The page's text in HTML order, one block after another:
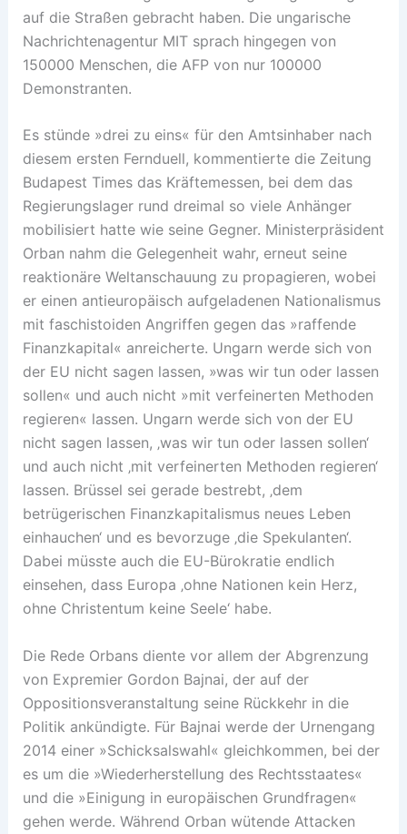
auf die Straßen gebracht haben. Die ungarische
Nachrichtenagentur MIT sprach hingegen von
150000 Menschen, die AFP von nur 100000
Demonstranten.
Es stünde »drei zu eins« für den Amtsinhaber nach
diesem ersten Fernduell, kommentierte die Zeitung
Budapest Times das Kräftemessen, bei dem das
Regierungslager rund dreimal so viele Anhänger
mobilisiert hatte wie seine Gegner. Ministerpräsident
Orban nahm die Gelegenheit wahr, erneut seine
reaktionäre Weltanschauung zu propagieren, wobei
er einen antieuropäisch aufgeladenen Nationalismus
mit faschistoiden Angriffen gegen das »raffende
Finanzkapital« anreicherte. Ungarn werde sich von
der EU nicht sagen lassen, »was wir tun oder lassen
sollen« und auch nicht »mit verfeinerten Methoden
regieren« lassen. Ungarn werde sich von der EU
nicht sagen lassen, ‚was wir tun oder lassen sollen‘
und auch nicht ‚mit verfeinerten Methoden regieren‘
lassen. Brüssel sei gerade bestrebt, ‚dem
betrügerischen Finanzkapitalismus neues Leben
einhauchen‘ und es bevorzuge ‚die Spekulanten‘.
Dabei müsste auch die EU-Bürokratie endlich
einsehen, dass Europa ‚ohne Nationen kein Herz,
ohne Christentum keine Seele‘ habe.
Die Rede Orbans diente vor allem der Abgrenzung
von Expremier Gordon Bajnai, der auf der
Oppositionsveranstaltung seine Rückkehr in die
Politik ankündigte. Für Bajnai werde der Urnengang
2014 einer »Schicksalswahl« gleichkommen, bei der
es um die »Wiederherstellung des Rechtsstaates«
und die »Einigung in europäischen Grundfragen«
gehen werde. Während Orban wütende Attacken